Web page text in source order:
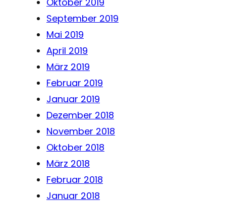
September 2019
Mai 2019
April 2019
März 2019
Februar 2019
Januar 2019
Dezember 2018
November 2018
Oktober 2018
März 2018
Februar 2018
Januar 2018